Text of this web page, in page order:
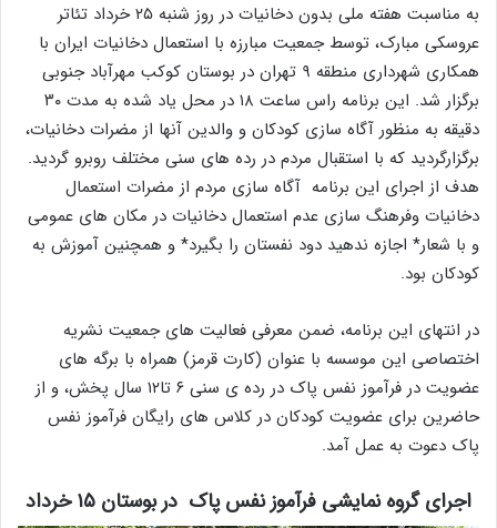
به مناسبت هفته ملی بدون دخانیات در روز شنبه ۲۵ خرداد تئاتر
عروسکی مبارک، توسط جمعیت مبارزه با استعمال دخانیات ایران با
همکاری شهرداری منطقه ۹ تهران در بوستان کوکب مهرآباد جنوبی
برگزار شد. این برنامه راس ساعت ۱۸ در محل یاد شده به مدت ۳۰
دقیقه به منظور آگاه سازی کودکان و والدین آنها از مضرات دخانیات،
برگزارگردید که با استقبال مردم در رده های سنی مختلف روبرو گردید.
هدف از اجرای این برنامه آگاه سازی مردم از مضرات استعمال
دخانیات وفرهنگ سازی عدم استعمال دخانیات در مکان های عمومی
و با شعار* اجازه ندهید دود نفستان را بگیرد* و همچنین آموزش به
کودکان بود.
در انتهای این برنامه، ضمن معرفی فعالیت های جمعیت نشریه
اختصاصی این موسسه با عنوان (کارت قرمز) همراه با برگه های
عضویت در فرآموز نفس پاک در رده ی سنی ۶ تا۱۲ سال پخش، و از
حاضرین برای عضویت کودکان در کلاس های رایگان فرآموز نفس
پاک دعوت به عمل آمد.
اجرای گروه نمایشی فرآموز نفس پاک در بوستان ۱۵ خرداد